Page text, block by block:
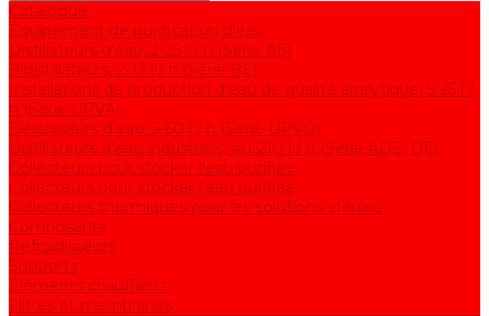
Catalogue
Équipement de purification d'eau
Distillateurs d'eau, 2-25 l / h (Série АE)
Bidistillateurs, 2-12 l / h (Série BE)
Installations de production d'eau de qualité analytique, 5-25 l /
h (Série UPVA)
Déioniseurs d'eau, 5-60 l / h (Série UPVD)
Distillateurs d'eau industriels, 40-210 l / h (Série ADE, DE)
Collecteurs pour stocker l'eau purifiée
Collecteurs pour stocker l'eau purifiée
Collecteurs thermiques pour les solutions stériles
Composants
Refroidisseurs
Supports
Éléments chauffants
Filtres et membranes